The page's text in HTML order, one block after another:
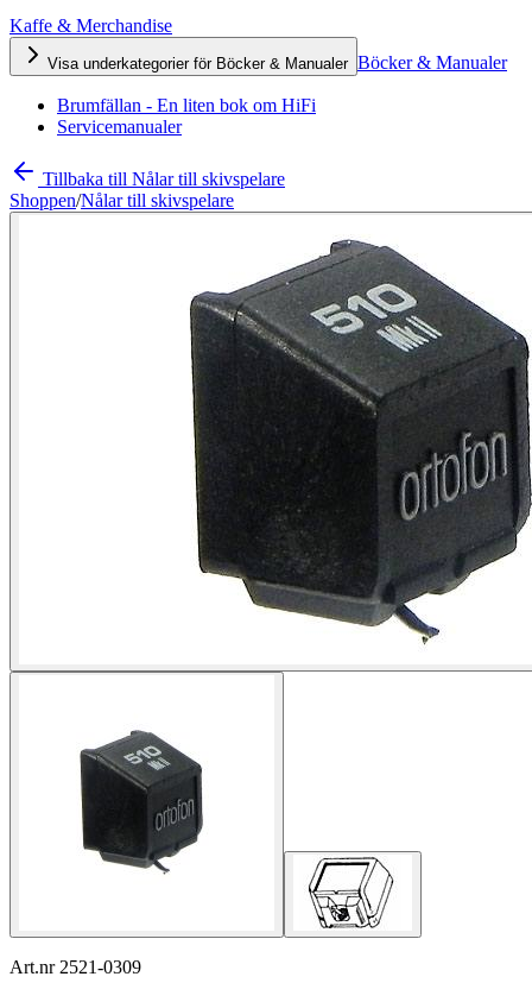
Kaffe & Merchandise
Visa underkategorier för Böcker & Manualer Böcker & Manualer
Brumfällan - En liten bok om HiFi
Servicemanualer
Tillbaka till Nålar till skivspelare
Shoppen/Nålar till skivspelare
Art.nr 2521-0309